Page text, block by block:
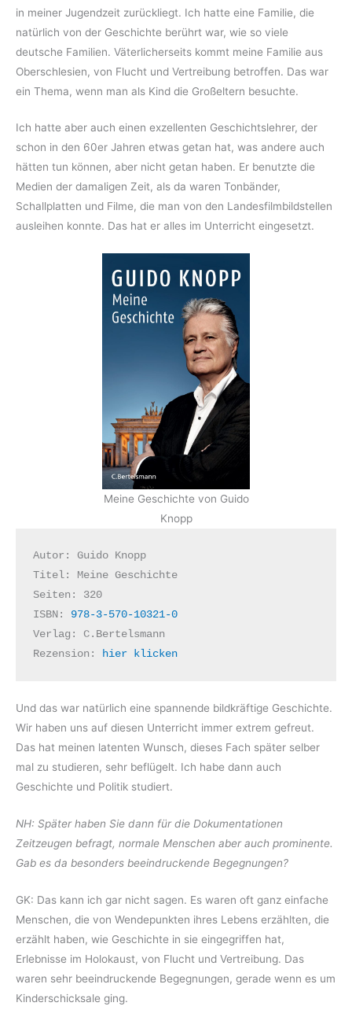
in meiner Jugendzeit zurückliegt. Ich hatte eine Familie, die
natürlich von der Geschichte berührt war, wie so viele
deutsche Familien. Väterlicherseits kommt meine Familie aus
Oberschlesien, von Flucht und Vertreibung betroffen. Das war
ein Thema, wenn man als Kind die Großeltern besuchte.
Ich hatte aber auch einen exzellenten Geschichtslehrer, der
schon in den 60er Jahren etwas getan hat, was andere auch
hätten tun können, aber nicht getan haben. Er benutzte die
Medien der damaligen Zeit, als da waren Tonbänder,
Schallplatten und Filme, die man von den Landesfilmbildstellen
ausleihen konnte. Das hat er alles im Unterricht eingesetzt.
Meine Geschichte von Guido
Knopp
Autor: Guido Knopp
Titel: Meine Geschichte
Seiten: 320
ISBN: 978-3-570-10321-0
Verlag: C.Bertelsmann
Rezension: hier klicken
Und das war natürlich eine spannende bildkräftige Geschichte.
Wir haben uns auf diesen Unterricht immer extrem gefreut.
Das hat meinen latenten Wunsch, dieses Fach später selber
mal zu studieren, sehr beflügelt. Ich habe dann auch
Geschichte und Politik studiert.
NH: Später haben Sie dann für die Dokumentationen
Zeitzeugen befragt, normale Menschen aber auch prominente.
Gab es da besonders beeindruckende Begegnungen?
GK: Das kann ich gar nicht sagen. Es waren oft ganz einfache
Menschen, die von Wendepunkten ihres Lebens erzählten, die
erzählt haben, wie Geschichte in sie eingegriffen hat,
Erlebnisse im Holokaust, von Flucht und Vertreibung. Das
waren sehr beeindruckende Begegnungen, gerade wenn es um
Kinderschicksale ging.